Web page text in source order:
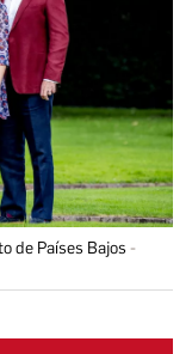
de Países Bajos